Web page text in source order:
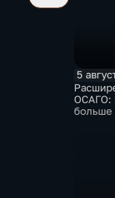
5
ОСАГО:
больше